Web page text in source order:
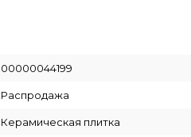
00000044199
Распродажа
Керамическая плитка